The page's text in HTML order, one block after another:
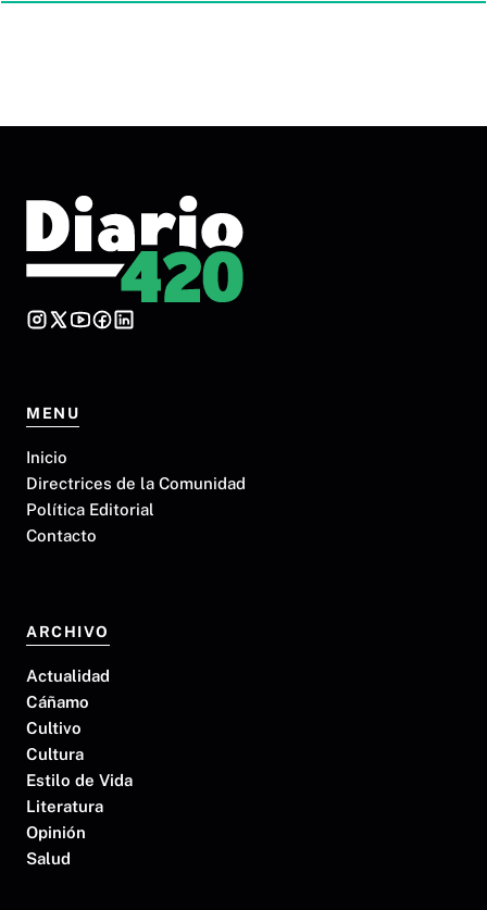
MENU
Inicio
Directrices de la Comunidad
Política Editorial
Contacto
ARCHIVO
Actualidad
Cáñamo
Cultivo
Cultura
Estilo de Vida
Literatura
Opinión
Salud